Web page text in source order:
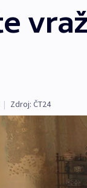
| Zdroj: ČT24